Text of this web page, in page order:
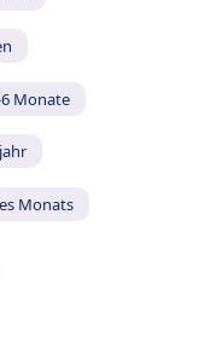
Monate
Monats